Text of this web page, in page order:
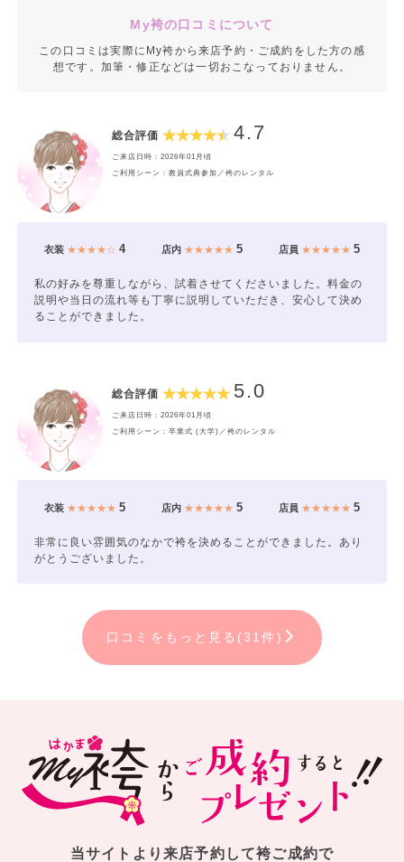
My袴の口コミについて
この口コミは実際にMy袴から来店予約・ご成約をした方の感
想です。加筆・修正などは一切おこなっておりません。
総合評価 4.7
ご来店日時：2026年01月頃
ご利用シーン：教員式典参加／袴のレンタル
衣装★★★★☆ 4 店内★★★★★ 5 店員 ★★★★★5
私の好みを尊重しながら、試着させてくださいました。料金の
説明や当日の流れ等も丁寧に説明していただき、安心して決め
ることができました。
総合評価 5.0
ご来店日時：2026年01月頃
ご利用シーン：卒業式 (大学)／袴のレンタル
衣装★★★★★ 5 店内★★★★★ 5 店員 ★★★★★5
非常に良い雰囲気のなかで袴を決めることができました。あり
がとうございました。
口コミをもっと見る(31件)
当サイトより来店予約して袴ご成約で